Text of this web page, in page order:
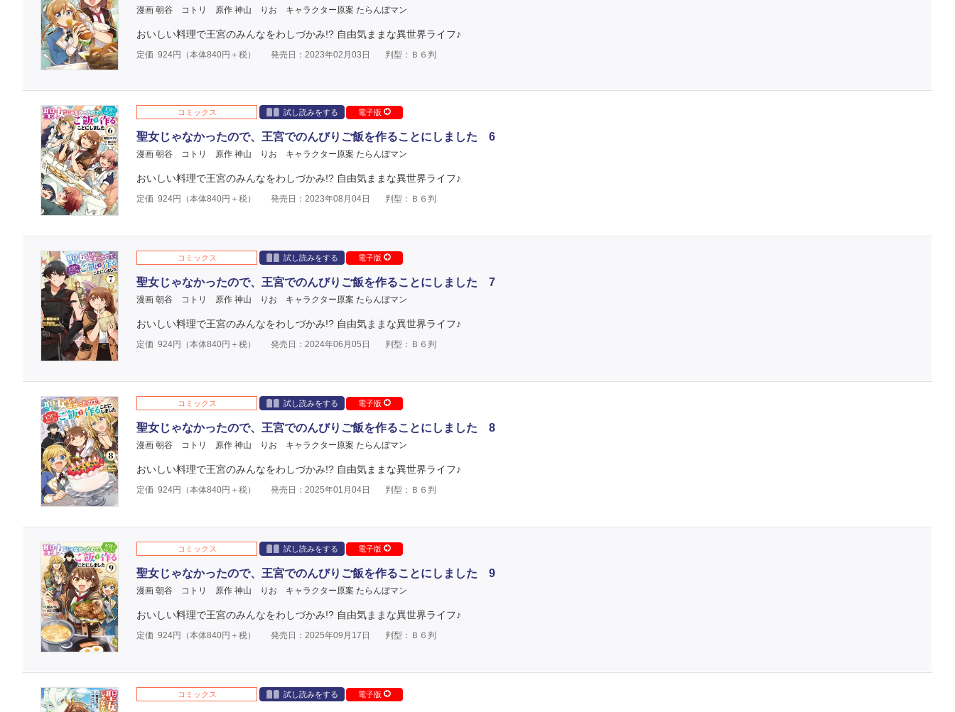
漫画 朝谷 コトリ 原作 神山 りお キャラクター原案 たらんぼマン
おいしい料理で王宮のみんなをわしづかみ!? 自由気ままな異世界ライフ♪
定価 924円（本体840円＋税） 発売日：2023年02月03日 判型：Ｂ６判
コミックス 試し読みをする 電子版
聖女じゃなかったので、王宮でのんびりご飯を作ることにしました 6
漫画 朝谷 コトリ 原作 神山 りお キャラクター原案 たらんぼマン
おいしい料理で王宮のみんなをわしづかみ!? 自由気ままな異世界ライフ♪
定価 924円（本体840円＋税） 発売日：2023年08月04日 判型：Ｂ６判
コミックス 試し読みをする 電子版
聖女じゃなかったので、王宮でのんびりご飯を作ることにしました 7
漫画 朝谷 コトリ 原作 神山 りお キャラクター原案 たらんぼマン
おいしい料理で王宮のみんなをわしづかみ!? 自由気ままな異世界ライフ♪
定価 924円（本体840円＋税） 発売日：2024年06月05日 判型：Ｂ６判
コミックス 試し読みをする 電子版
聖女じゃなかったので、王宮でのんびりご飯を作ることにしました 8
漫画 朝谷 コトリ 原作 神山 りお キャラクター原案 たらんぼマン
おいしい料理で王宮のみんなをわしづかみ!? 自由気ままな異世界ライフ♪
定価 924円（本体840円＋税） 発売日：2025年01月04日 判型：Ｂ６判
コミックス 試し読みをする 電子版
聖女じゃなかったので、王宮でのんびりご飯を作ることにしました 9
漫画 朝谷 コトリ 原作 神山 りお キャラクター原案 たらんぼマン
おいしい料理で王宮のみんなをわしづかみ!? 自由気ままな異世界ライフ♪
定価 924円（本体840円＋税） 発売日：2025年09月17日 判型：Ｂ６判
コミックス 試し読みをする 電子版